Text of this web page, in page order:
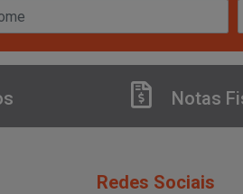
Notas
Redes Sociais